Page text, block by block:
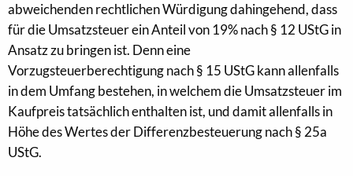
abweichenden rechtlichen Würdigung dahingehend, dass
für die Umsatzsteuer ein Anteil von 19% nach § 12 UStG in
Ansatz zu bringen ist. Denn eine
Vorzugsteuerberechtigung nach § 15 UStG kann allenfalls
in dem Umfang bestehen, in welchem die Umsatzsteuer im
Kaufpreis tatsächlich enthalten ist, und damit allenfalls in
Höhe des Wertes der Differenzbesteuerung nach § 25a
UStG.